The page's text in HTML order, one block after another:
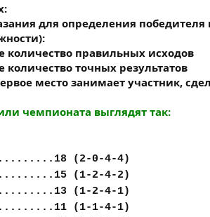
для определения победителя
количество правильных исходов
точных результатов
место занимает участник,
чемпионата выглядят так:
(2-0-4-4)
(1-2-4-2)
(1-2-4-1)
(1-1-4-1)